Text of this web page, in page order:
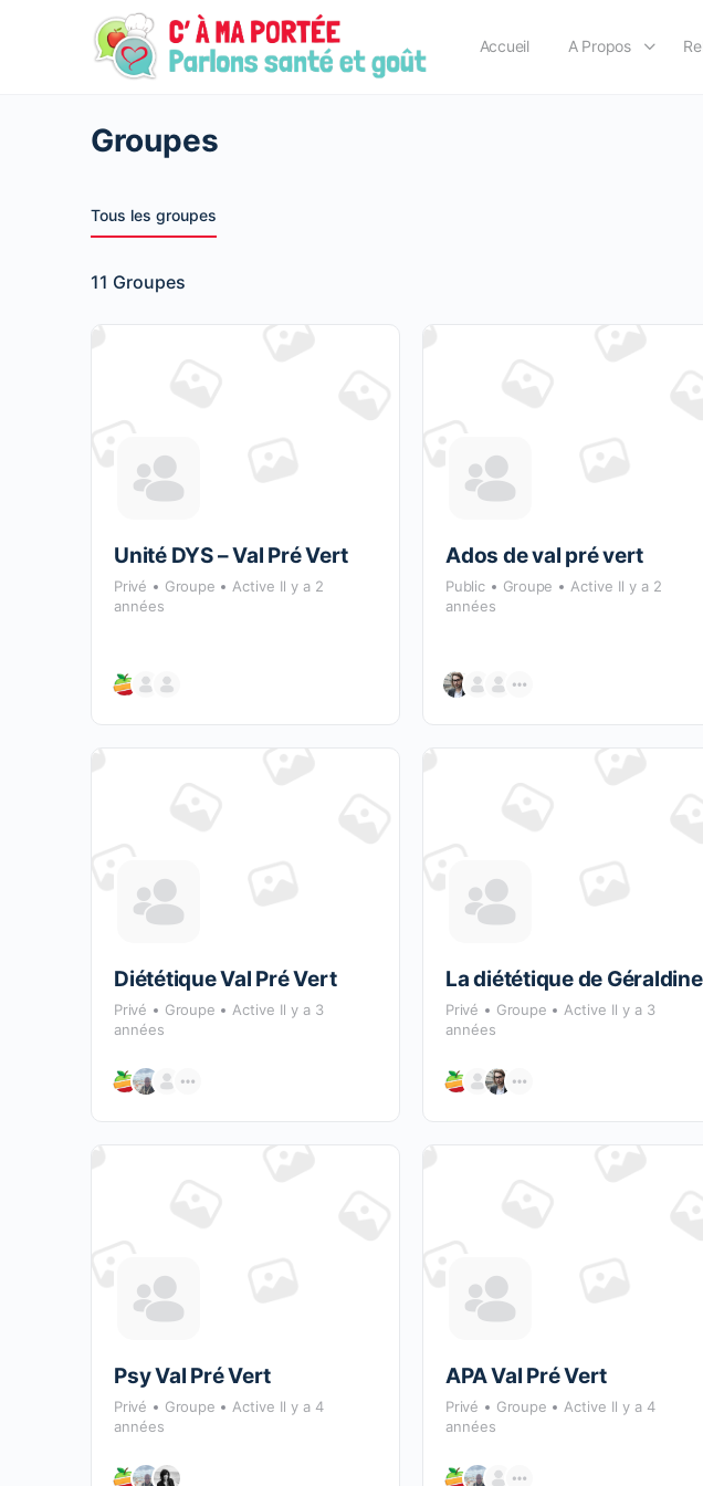
Accueil A Propos
Groupes
Tous les groupes
11 Groupes
Unité DYS – Val Pré Vert
Privé Groupe
Active Il y a 2
années
Ados de val pré vert
Public Groupe
Active Il y a 2
années
Diététique Val Pré Vert
Privé Groupe
Active Il y a 3
années
La diététique de Géraldine
Privé Groupe
Active Il y a 3
années
Psy Val Pré Vert
Privé Groupe
Active Il y a 4
années
APA Val Pré Vert
Privé Groupe
Active Il y a 4
années